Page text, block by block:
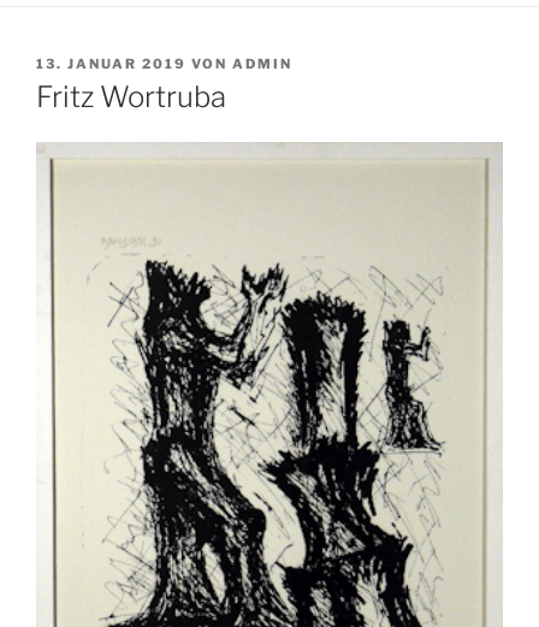
VERÖFFENTLICHT
AM
13. JANUAR 2019 VON ADMIN
Fritz Wortruba